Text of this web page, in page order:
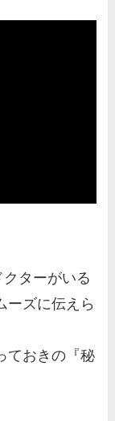
ターがいる
ーズに伝えら
ておきの『秘